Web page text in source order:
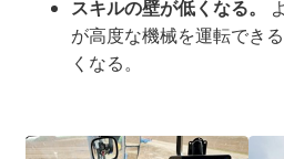
スキルの壁が低くなる。
が高度な機械を運転でき
くなる。